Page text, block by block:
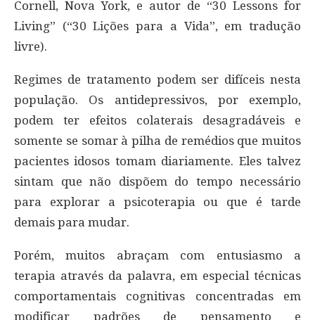
Cornell, Nova York, e autor de “30 Lessons for
Living” (“30 Lições para a Vida”, em tradução
livre).
Regimes de tratamento podem ser difíceis nesta
população. Os antidepressivos, por exemplo,
podem ter efeitos colaterais desagradáveis e
somente se somar à pilha de remédios que muitos
pacientes idosos tomam diariamente. Eles talvez
sintam que não dispõem do tempo necessário
para explorar a psicoterapia ou que é tarde
demais para mudar.
Porém, muitos abraçam com entusiasmo a
terapia através da palavra, em especial técnicas
comportamentais cognitivas concentradas em
modificar padrões de pensamento e